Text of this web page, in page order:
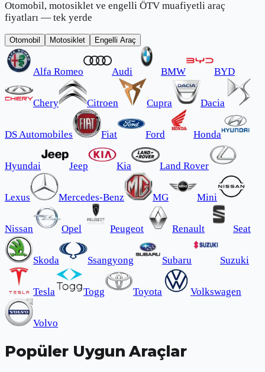
Otomobil, motosiklet ve engelli ÖTV muafiyetli araç
fiyatları — tek yerde
Otomobil Motosiklet Engelli Araç
Alfa Romeo Audi BMW BYD
Chery Citroen Cupra Dacia
DS Automobiles Fiat Ford Honda
Hyundai Jeep Kia Land Rover
Lexus Mercedes-Benz MG Mini
Nissan Opel Peugeot Renault Seat
Skoda Ssangyong Subaru Suzuki
Tesla Togg Toyota Volkswagen
Volvo
Popüler Uygun Araçlar